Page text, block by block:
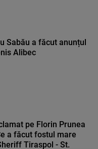
Sabău a făcut anunțul
Alibec
pe Florin Prunea
a făcut fostul mare
Tiraspol - St.